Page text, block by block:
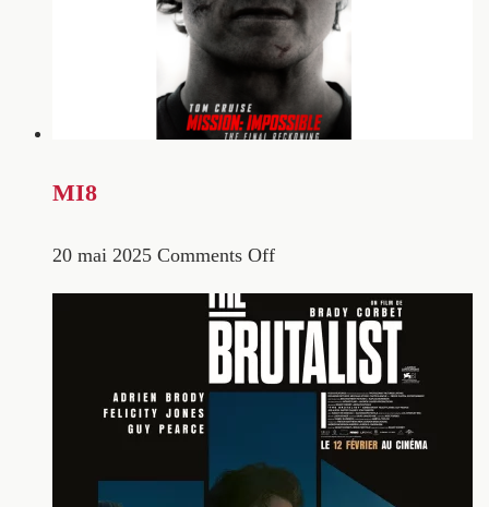
MI8
20 mai 2025 Comments Off